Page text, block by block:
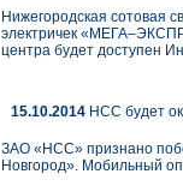
Нижегородская сотовая
электричек
центра будет доступен
15.10.2014 НСС будет
ЗАО «НСС» признано
Новгород». Мобильный